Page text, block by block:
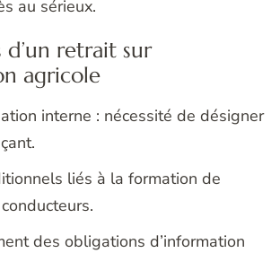
au sérieux.
d’un retrait sur
agricole
interne : nécessité de désigner
liés à la formation de
des obligations d’information